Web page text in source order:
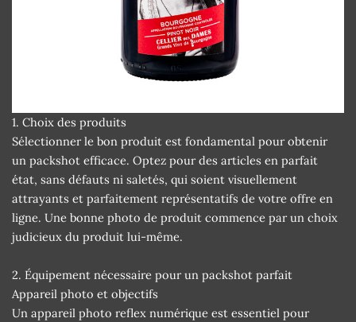
1. Choix des produits
Sélectionner le bon produit est fondamental pour obtenir
un packshot efficace. Optez pour des articles en parfait
état, sans défauts ni saletés, qui soient visuellement
attrayants et parfaitement représentatifs de votre offre en
ligne. Une bonne photo de produit commence par un choix
judicieux du produit lui-même.
2. Équipement nécessaire pour un packshot parfait
Appareil photo et objectifs
Un appareil photo reflex numérique est essentiel pour